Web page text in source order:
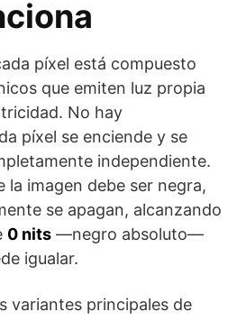
píxel está compuesto
que emiten luz propia
No hay
píxel se enciende y se
independiente.
la imagen debe ser negra,
se apagan, alcanzando
0 nits —negro absoluto—
igualar.
variantes principales de